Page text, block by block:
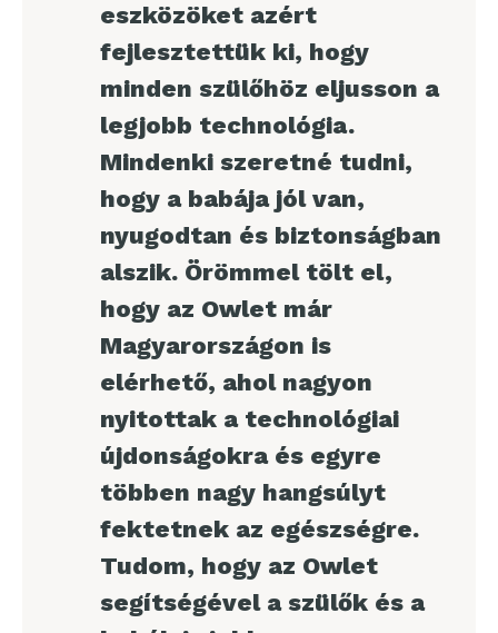
eszközöket azért
fejlesztettük ki, hogy
minden szülőhöz eljusson a
legjobb technológia.
Mindenki szeretné tudni,
hogy a babája jól van,
nyugodtan és biztonságban
alszik. Örömmel tölt el,
hogy az Owlet már
Magyarországon is
elérhető, ahol nagyon
nyitottak a technológiai
újdonságokra és egyre
többen nagy hangsúlyt
fektetnek az egészségre.
Tudom, hogy az Owlet
segítségével a szülők és a